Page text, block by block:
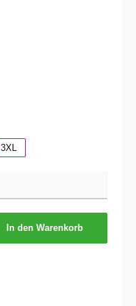
3XL
In den Warenkorb